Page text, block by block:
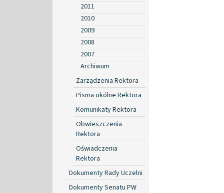
2011
2010
2009
2008
2007
Archiwum
Zarządzenia Rektora
Pisma okólne Rektora
Komunikaty Rektora
Obwieszczenia
Rektora
Oświadczenia
Rektora
Dokumenty Rady Uczelni
Dokumenty Senatu PW